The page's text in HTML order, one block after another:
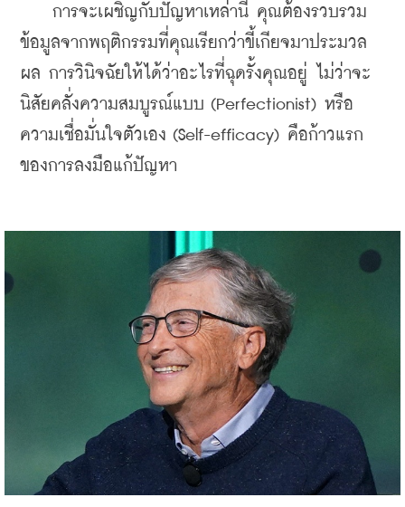
การจะเผชิญกับปัญหาเหล่านี้ คุณต้องรวบรวม
ข้อมูลจากพฤติกรรมที่คุณเรียกว่าขี้เกียจมาประมวล
ผล การวินิจฉัยให้ได้ว่าอะไรที่ฉุดรั้งคุณอยู่ ไม่ว่าจะ
นิสัยคลั่งความสมบูรณ์แบบ (Perfectionist) หรือ
ความเชื่อมั่นใจตัวเอง (Self-efficacy) คือก้าวแรก
ของการลงมือแก้ปัญหา